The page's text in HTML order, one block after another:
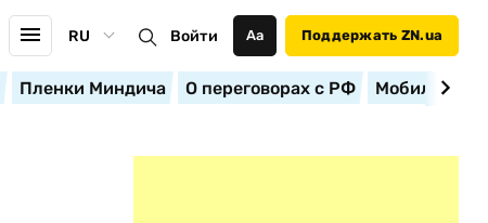
RU Войти Аа Поддержать ZN.ua
Пленки Миндича О переговорах с РФ